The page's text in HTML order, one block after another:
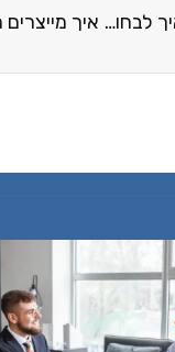
תוכנת AI – איך לבחור את הכלי הטוב ביותר לצרכים שלכם?